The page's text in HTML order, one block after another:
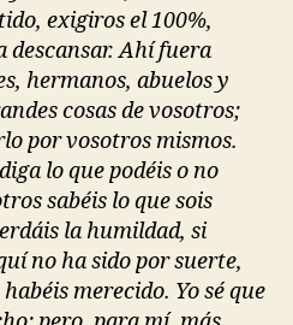
exigiros el 100%,
descansar. Ahí fuera
hermanos, abuelos y
cosas de vosotros;
por vosotros mismos.
lo que podéis o no
sabéis lo que sois
la humildad, si
no ha sido por suerte,
merecido. Yo sé que